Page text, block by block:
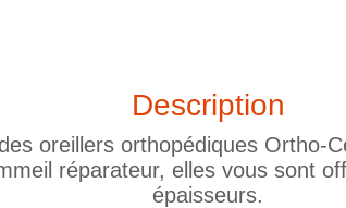
Description
oreillers orthopédiques Ortho-
réparateur, elles vous sont
épaisseurs.